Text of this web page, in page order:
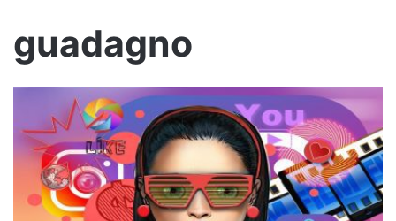
guadagno